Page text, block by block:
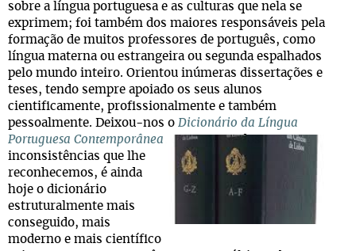
sobre a língua portuguesa e as culturas que nela se
exprimem; foi também dos maiores responsáveis pela
formação de muitos professores de português, como
língua materna ou estrangeira ou segunda espalhados
pelo mundo inteiro. Orientou inúmeras dissertações e
teses, tendo sempre apoiado os seus alunos
cientificamente, profissionalmente e também
pessoalmente. Deixou-nos o Dicionário da Língua
Portuguesa Contemporânea , que, apesar dos erros e
inconsistências que lhe
reconhecemos, é ainda
hoje o dicionário
estruturalmente mais
conseguido, mais
moderno e mais científico